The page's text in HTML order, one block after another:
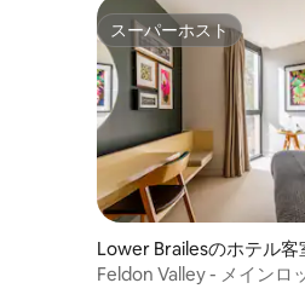
スーパーホスト
スーパーホスト
Lower Brailesのホテル客
Feldon Valley - メインロ